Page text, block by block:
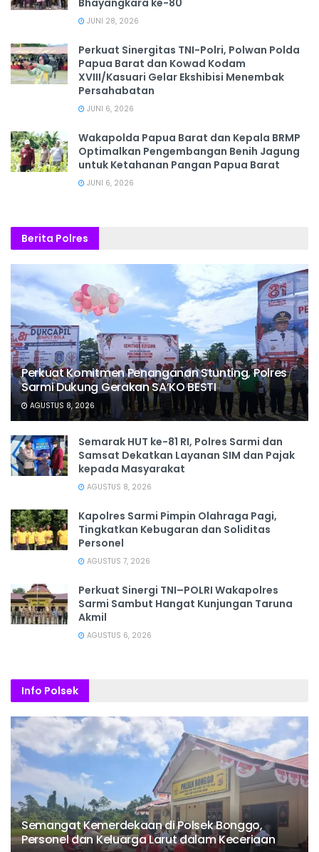
Bhayangkara ke-80
JUNI 28, 2026
‎Perkuat Sinergitas TNI-Polri, Polwan Polda
Papua Barat dan Kowad Kodam
XVIII/Kasuari Gelar Ekshibisi Menembak
Persahabatan
JUNI 6, 2026
Wakapolda Papua Barat dan Kepala BRMP
Optimalkan Pengembangan Benih Jagung
untuk Ketahanan Pangan Papua Barat
JUNI 6, 2026
Berita Polres
Perkuat Komitmen Penanganan Stunting, Polres
Sarmi Dukung Gerakan SA’KO BESTI
AGUSTUS 8, 2026
Semarak HUT ke-81 RI, Polres Sarmi dan
Samsat Dekatkan Layanan SIM dan Pajak
kepada Masyarakat
AGUSTUS 8, 2026
Kapolres Sarmi Pimpin Olahraga Pagi,
Tingkatkan Kebugaran dan Soliditas
Personel
AGUSTUS 7, 2026
Perkuat Sinergi TNI–POLRI Wakapolres
Sarmi Sambut Hangat Kunjungan Taruna
Akmil
AGUSTUS 6, 2026
Info Polsek
Semangat Kemerdekaan di Polsek Bonggo,
Personel dan Keluarga Larut dalam Keceriaan